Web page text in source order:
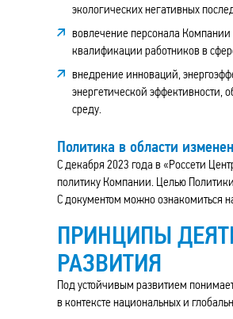
экологических негативных
вовлечение персонала Компании
квалификации работников в
внедрение инноваций,
энергетической
среду.
Политика в области
С декабря 2023 года в «Россети
политику Компании. Целью
С документом можно ознакомиться
ПРИНЦИПЫ
РАЗВИТИЯ
Под устойчивым развитием
в контексте национальных и